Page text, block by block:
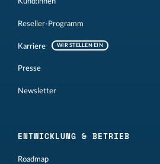
Reseller-Programm
Karriere WIR STELLEN EIN
Presse
Newsletter
ENTWICKLUNG & BETRIEB
Roadmap